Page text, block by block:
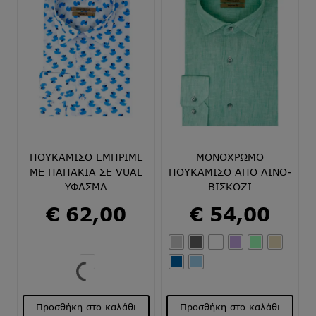
ΠΟΥΚΑΜΙΣΟ ΕΜΠΡΙΜΕ
ΜΕ ΠΑΠΑΚΙΑ ΣΕ VUAL
ΥΦΑΣΜΑ
€ 62,00
Προσθήκη στο καλάθι
ΜΟΝΟΧΡΩΜΟ
ΠΟΥΚΑΜΙΣΟ ΑΠΟ ΛΙΝΟ-
ΒΙΣΚΟΖΙ
€ 54,00
Προσθήκη στο καλάθι